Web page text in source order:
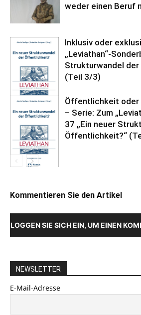
weder einen Beruf
Inklusiv oder
„Leviathan“-
Strukturwandel
(Teil 3/3)
Öffentlichkeit
– Serie: Zum
37 „Ein neuer
Öffentlichkeit?“
Kommentieren Sie den Artikel
LOGGEN SIE SICH EIN, UM EINEN
NEWSLETTER
E-Mail-Adresse